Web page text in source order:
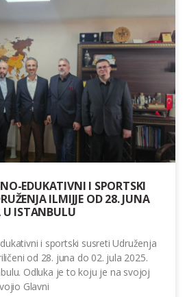
EDUKATIVNI I SPORTSKI
ILMIJJE OD 28. JUNA
U ISTANBULU
i sportski susreti Udruženja
od 28. juna do 02. jula 2025.
Odluka je to koju je na svojoj
Glavni